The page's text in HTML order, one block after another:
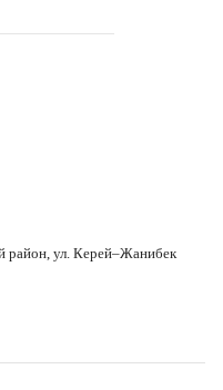
район, ул. Керей–Жанибек